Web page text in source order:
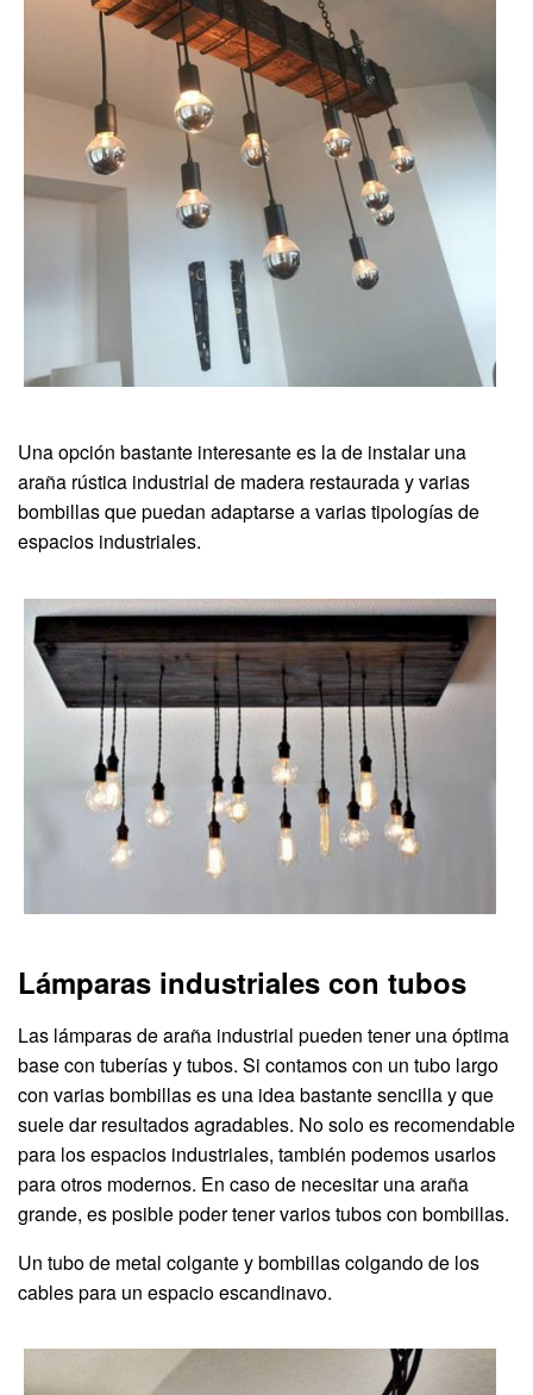
Una opción bastante interesante es la de instalar una
araña rústica industrial de madera restaurada y varias
bombillas que puedan adaptarse a varias tipologías de
espacios industriales.
Lámparas industriales con tubos
Las lámparas de araña industrial pueden tener una óptima
base con tuberías y tubos. Si contamos con un tubo largo
con varias bombillas es una idea bastante sencilla y que
suele dar resultados agradables. No solo es recomendable
para los espacios industriales, también podemos usarlos
para otros modernos. En caso de necesitar una araña
grande, es posible poder tener varios tubos con bombillas.
Un tubo de metal colgante y bombillas colgando de los
cables para un espacio escandinavo.